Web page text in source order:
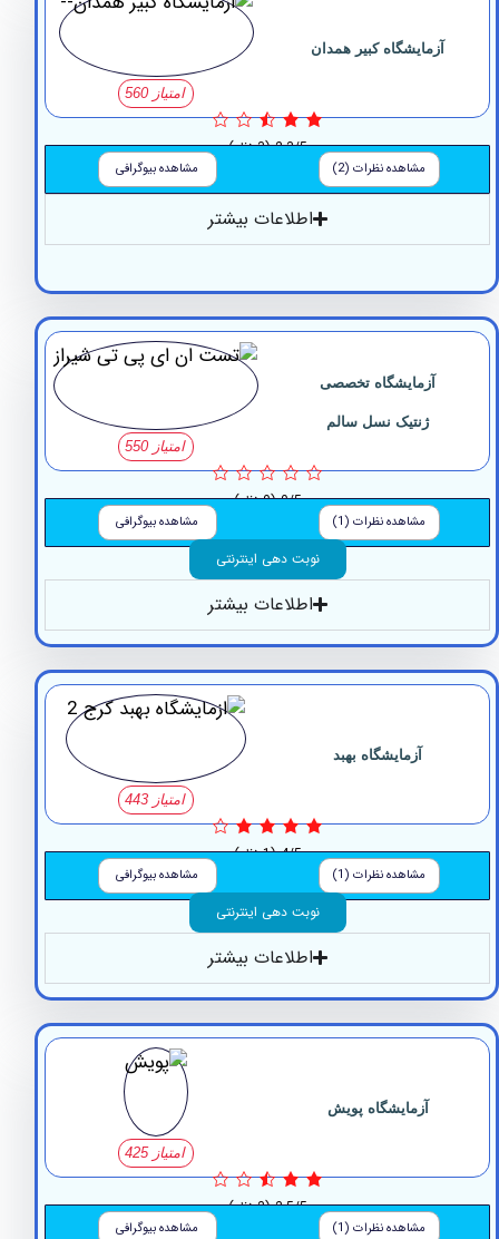
كبير همدان
2.3/5 (3 نظر)
مشاهده نظرات (2) مشاهده بیوگرافی
اطلاعات بیشتر
آزمایشگاه تخصصی
ژنتیک نسل سالم
0/5 (0 نظر)
مشاهده نظرات (1) مشاهده بیوگرافی
نوبت دهی اینترنتی
اطلاعات بیشتر
آزمایشگاه بهبد
4/5 (1 نظر)
مشاهده نظرات (1) مشاهده بیوگرافی
نوبت دهی اینترنتی
اطلاعات بیشتر
آزمایشگاه پویش
2.5/5 (2 نظر)
مشاهده نظرات (1) مشاهده بیوگرافی